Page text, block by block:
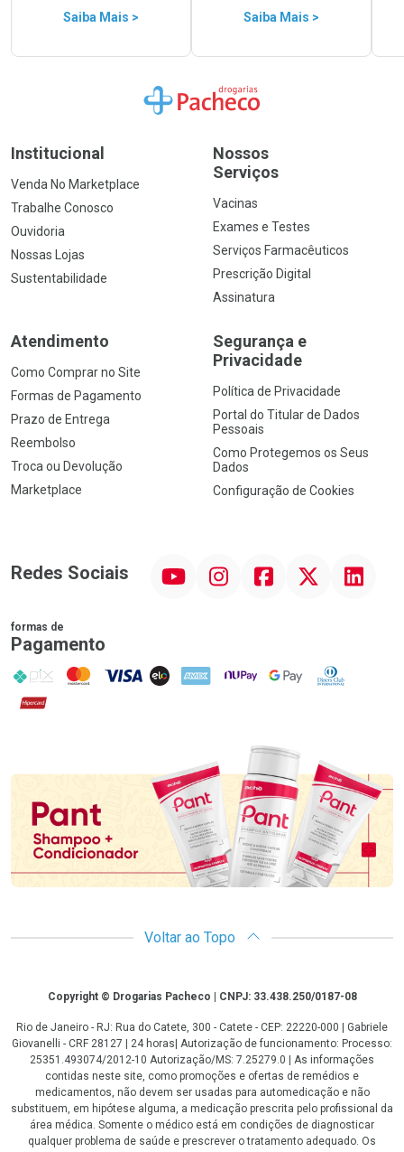
Saiba Mais > Saiba Mais >
Ir para a Home
Institucional
Venda No Marketplace
Trabalhe Conosco
Ouvidoria
Nossas Lojas
Sustentabilidade
Nossos
Serviços
Vacinas
Exames e Testes
Serviços Farmacêuticos
Prescrição Digital
Assinatura
Atendimento
Como Comprar no Site
Formas de Pagamento
Prazo de Entrega
Reembolso
Troca ou Devolução
Marketplace
Segurança e
Privacidade
Política de Privacidade
Portal do Titular de Dados
Pessoais
Como Protegemos os Seus
Dados
Configuração de Cookies
Redes Sociais InstagramFacebookTwitter Linkedin
formas de
Pagamento
PIX MasterCard
VISA ELO AMEX NuPay Google PayDiners Club
Hipercard
Promoção em Destaque
Voltar ao Topo
CopyrightCopyright © Drogarias Pacheco | CNPJ: 33.438.250/0187-08
Rio de Janeiro - RJ: Rua do Catete, 300 - Catete - CEP: 22220-000 | Gabriele
Giovanelli - CRF 28127 | 24 horas| Autorização de funcionamento: Processo:
25351.493074/2012-10 Autorização/MS: 7.25279.0 | As informações
contidas neste site, como promoções e ofertas de remédios e
medicamentos, não devem ser usadas para automedicação e não
substituem, em hipótese alguma, a medicação prescrita pelo profissional da
área médica. Somente o médico está em condições de diagnosticar
qualquer problema de saúde e prescrever o tratamento adequado. Os